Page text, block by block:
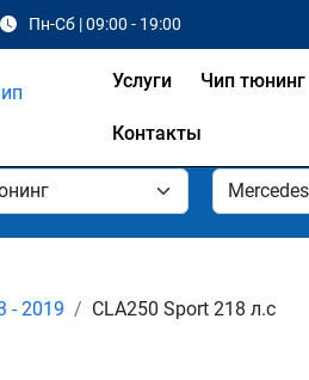
Пн-Сб | 09:00 - 19:00
Услуги Чип тюнинг
Контакты
- 2019 CLA250 Sport 218 л.с